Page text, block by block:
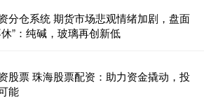
分仓系统 期货市场悲观情绪加剧，盘面
”：纯碱，玻璃再创新低
股票 珠海股票配资：助力资金撬动，投
能